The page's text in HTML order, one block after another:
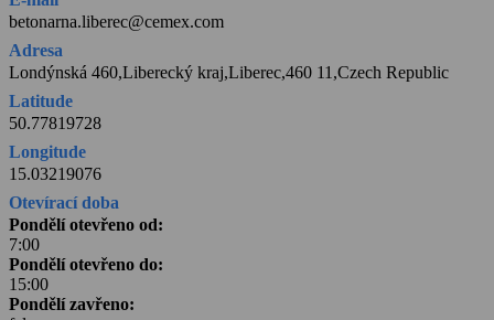
betonarna.liberec@cemex.com
Adresa
Londýnská 460,Liberecký kraj,Liberec,460 11,Czech Republic
Latitude
50.77819728
Longitude
15.03219076
Otevírací doba
Pondělí otevřeno od:
7:00
Pondělí otevřeno do:
15:00
Pondělí zavřeno: